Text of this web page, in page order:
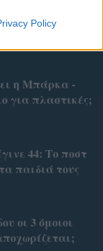
Policy
η Μπάρκα -
για πλαστικές;
44: Το ποστ
παιδιά τους
οι 3 όμοιοι